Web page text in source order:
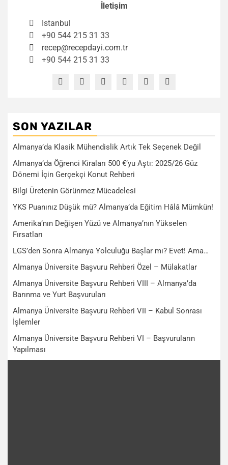
İletişim
Istanbul
+90 544 215 31 33
recep@recepdayi.com.tr
+90 544 215 31 33
SON YAZILAR
Almanya’da Klasik Mühendislik Artık Tek Seçenek Değil
Almanya’da Öğrenci Kiraları 500 €’yu Aştı: 2025/26 Güz
Dönemi İçin Gerçekçi Konut Rehberi
Bilgi Üretenin Görünmez Mücadelesi
YKS Puanınız Düşük mü? Almanya’da Eğitim Hâlâ Mümkün!
Amerika’nın Değişen Yüzü ve Almanya’nın Yükselen
Fırsatları
LGS’den Sonra Almanya Yolculuğu Başlar mı? Evet! Ama…
Almanya Üniversite Başvuru Rehberi Özel – Mülakatlar
Almanya Üniversite Başvuru Rehberi VIII – Almanya’da
Barınma ve Yurt Başvuruları
Almanya Üniversite Başvuru Rehberi VII – Kabul Sonrası
İşlemler
Almanya Üniversite Başvuru Rehberi VI – Başvuruların
Yapılması